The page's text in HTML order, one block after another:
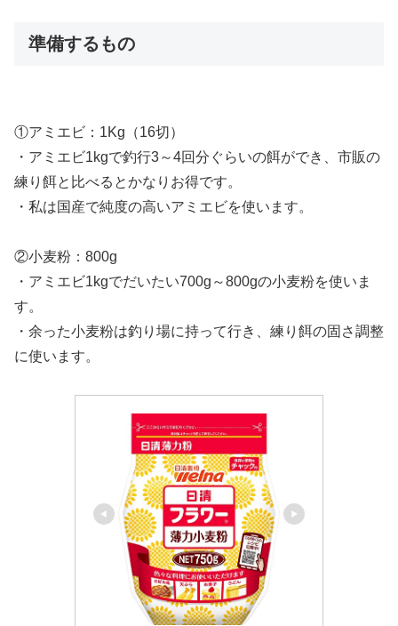
準備するもの
①アミエビ：1Kg（16切）
・アミエビ1kgで釣行3～4回分ぐらいの餌ができ、市販の
練り 餌と比べるとかなりお得です。
・私は国産で純度の高いアミエビを使います。
②小麦粉：800g
・アミエビ1kgでだいたい700g～800gの小麦粉を使いま
す。
・余った小麦粉は釣り場に持って行き、練り 餌の固さ調整
に使います。